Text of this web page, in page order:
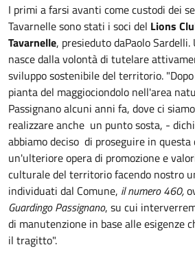
I primi a farsi avanti come custodi dei
Tavarnelle sono stati i soci del Lions
Tavarnelle, presieduto daPaolo
nasce dalla volontà di tutelare
sviluppo sostenibile del territorio.
pianta del maggiociondolo nell'area
Passignano alcuni anni fa, dove ci
realizzare anche un punto sosta, -
abbiamo deciso di proseguire in
un'ulteriore opera di promozione e
culturale del territorio facendo nostro
individuati dal Comune, il numero 460,
Guardingo Passignano, su cui
di manutenzione in base alle esigenze
il tragitto".